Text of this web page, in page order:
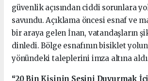
güvenlik açısından ciddi sorunlara yol
savundu. Açıklama öncesi esnaf ve
bir araya gelen İnan, vatandaşların
dinledi. Bölge esnafının bisiklet
yönündeki taleplerini imza altına
“20 Bin Kişinin Sesini Duyurmak